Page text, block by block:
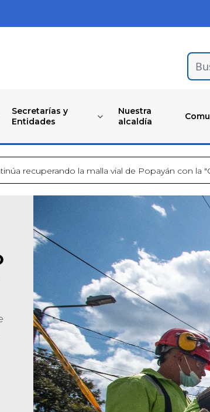
Secretarías y
Entidades
Nuestra
alcaldía
recuperando la malla vial de Popayán con la